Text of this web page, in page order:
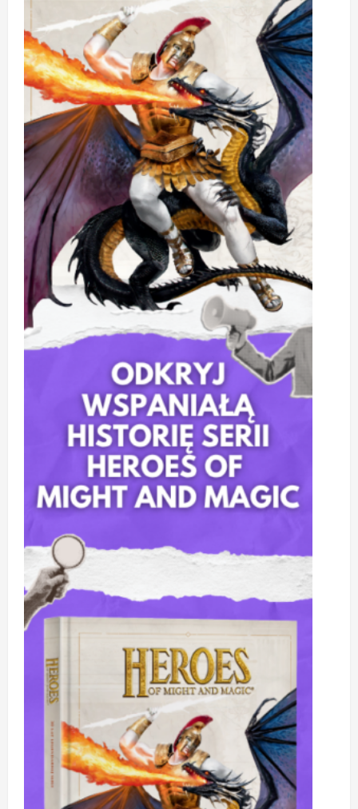
na
wrzesień